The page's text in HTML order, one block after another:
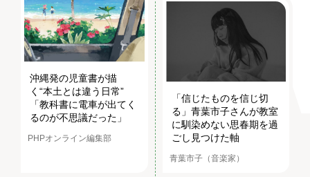
沖縄発の児童書が描
く“本土とは違う日常”
「教科書に電車が出てく
るのが不思議だった」
PHPオンライン編集部
「信じたものを信じ切
る」青葉市子さんが教室
に馴染めない思春期を過
ごし見つけた軸
青葉市子（音楽家）